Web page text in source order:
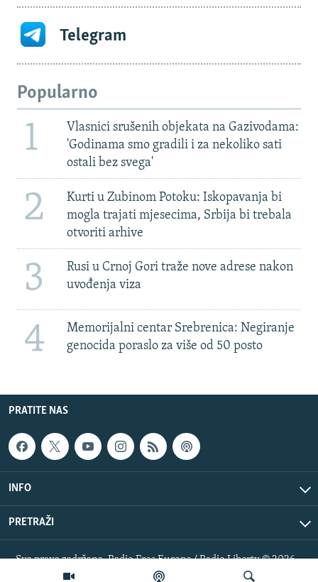
Telegram
Popularno
1
Vlasnici srušenih objekata na Gazivodama:
'Godinama smo gradili i za nekoliko sati
ostali bez svega'
2
Kurti u Zubinom Potoku: Iskopavanja bi
mogla trajati mjesecima, Srbija bi trebala
otvoriti arhive
3
Rusi u Crnoj Gori traže nove adrese nakon
uvođenja viza
4
Memorijalni centar Srebrenica: Negiranje
genocida poraslo za više od 50 posto
PRATITE NAS
INFO
PRETRAŽI
Sva prava zadržana. Radio Free Europe / Radio Liberty © 2026
RFE/RL, Inc.